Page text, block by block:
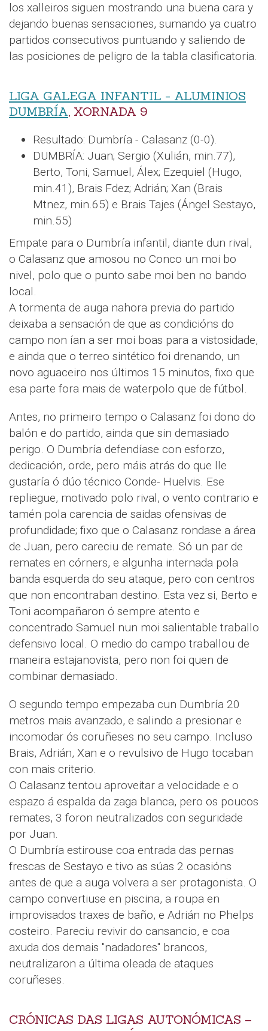
los xalleiros siguen mostrando una buena cara y
dejando buenas sensaciones, sumando ya cuatro
partidos consecutivos puntuando y saliendo de
las posiciones de peligro de la tabla clasificatoria.
LIGA GALEGA INFANTIL - ALUMINIOS
DUMBRÍA, XORNADA 9
Resultado: Dumbría - Calasanz (0-0).
DUMBRÍA: Juan; Sergio (Xulián, min.77),
Berto, Toni, Samuel, Álex; Ezequiel (Hugo,
min.41), Brais Fdez; Adrián; Xan (Brais
Mtnez, min.65) e Brais Tajes (Ángel Sestayo,
min.55)
Empate para o Dumbría infantil, diante dun rival,
o Calasanz que amosou no Conco un moi bo
nivel, polo que o punto sabe moi ben no bando
local.
A tormenta de auga nahora previa do partido
deixaba a sensación de que as condicións do
campo non ían a ser moi boas para a vistosidade,
e ainda que o terreo sintético foi drenando, un
novo aguaceiro nos últimos 15 minutos, fixo que
esa parte fora mais de waterpolo que de fútbol.
Antes, no primeiro tempo o Calasanz foi dono do
balón e do partido, ainda que sin demasiado
perigo. O Dumbría defendíase con esforzo,
dedicación, orde, pero máis atrás do que lle
gustaría ó dúo técnico Conde- Huelvis. Ese
repliegue, motivado polo rival, o vento contrario e
tamén pola carencia de saidas ofensivas de
profundidade; fixo que o Calasanz rondase a área
de Juan, pero careciu de remate. Só un par de
remates en córners, e algunha internada pola
banda esquerda do seu ataque, pero con centros
que non encontraban destino. Esta vez si, Berto e
Toni acompañaron ó sempre atento e
concentrado Samuel nun moi salientable traballo
defensivo local. O medio do campo traballou de
maneira estajanovista, pero non foi quen de
combinar demasiado.
O segundo tempo empezaba cun Dumbría 20
metros mais avanzado, e salindo a presionar e
incomodar ós coruñeses no seu campo. Incluso
Brais, Adrián, Xan e o revulsivo de Hugo tocaban
con mais criterio.
O Calasanz tentou aproveitar a velocidade e o
espazo á espalda da zaga blanca, pero os poucos
remates, 3 foron neutralizados con seguridade
por Juan.
O Dumbría estirouse coa entrada das pernas
frescas de Sestayo e tivo as súas 2 ocasións
antes de que a auga volvera a ser protagonista. O
campo convertiuse en piscina, a roupa en
improvisados traxes de baño, e Adrián no Phelps
costeiro. Pareciu revivir do cansancio, e coa
axuda dos demais "nadadores" brancos,
neutralizaron a última oleada de ataques
coruñeses.
CRÓNICAS DAS LIGAS AUTONÓMICAS –